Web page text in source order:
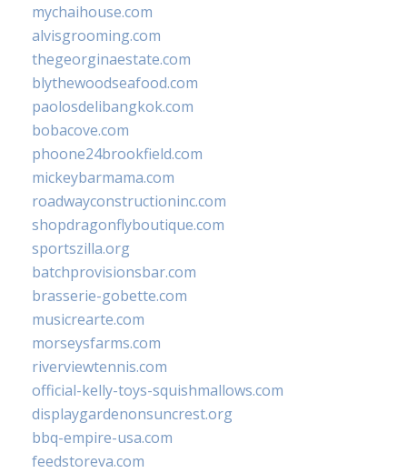
mychaihouse.com
alvisgrooming.com
thegeorginaestate.com
blythewoodseafood.com
paolosdelibangkok.com
bobacove.com
phoone24brookfield.com
mickeybarmama.com
roadwayconstructioninc.com
shopdragonflyboutique.com
sportszilla.org
batchprovisionsbar.com
brasserie-gobette.com
musicrearte.com
morseysfarms.com
riverviewtennis.com
official-kelly-toys-squishmallows.com
displaygardenonsuncrest.org
bbq-empire-usa.com
feedstoreva.com